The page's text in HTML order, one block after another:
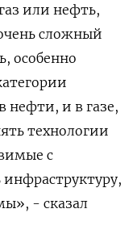
или нефть,
сложный
особенно
нефти, и в газе,
технологии
с
- сказал